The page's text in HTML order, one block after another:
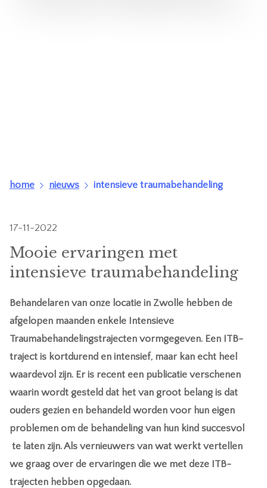
home nieuws intensieve traumabehandeling
17-11-2022
Mooie ervaringen met
intensieve traumabehandeling
Behandelaren van onze locatie in Zwolle hebben de
afgelopen maanden enkele Intensieve
Traumabehandelingstrajecten vormgegeven. Een ITB-
traject is kortdurend en intensief, maar kan echt heel
waardevol zijn. Er is recent een publicatie verschenen
waarin wordt gesteld dat het van groot belang is dat
ouders gezien en behandeld worden voor hun eigen
problemen om de behandeling van hun kind succesvol
te laten zijn. Als vernieuwers van wat werkt vertellen
we graag over de ervaringen die we met deze ITB-
trajecten hebben opgedaan.